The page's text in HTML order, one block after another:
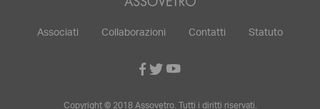
Associati Collaborazioni Contatti Statuto
Copyright © 2018 Assovetro. Tutti i diritti riservati.